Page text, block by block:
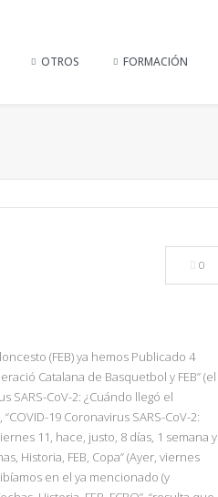
OTROS FORMACIÓN
0
(FEB) ya hemos Publicado 4
Catalana de Basquetbol y FEB” (el
SARS-CoV-2: ¿Cuándo llegó el
19 Coronavirus SARS-CoV-2:
11, hace, justo, 8 días, 1 semana y
Historia, FEB, Copa” (Ayer, viernes
en el ya mencionado (y